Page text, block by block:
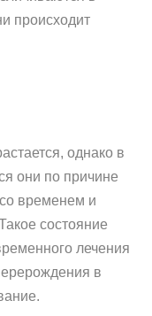
происходит
однако в
они по причине
временем и
состояние
лечения
в